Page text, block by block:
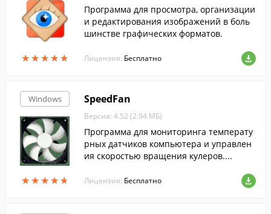
★★★★★
★★★★★
Программа для просмотра, организации
и редактирования изображений в боль
шинстве графических форматов.
Лицензия: Бесплатно
Windows
★★★★★
★★★★★
SpeedFan
Версия: 4.52 (2.94 МБ)
Программа для мониторинга температу
рных датчиков компьютера и управлен
ия скоростью вращения кулеров....
Лицензия: Бесплатно